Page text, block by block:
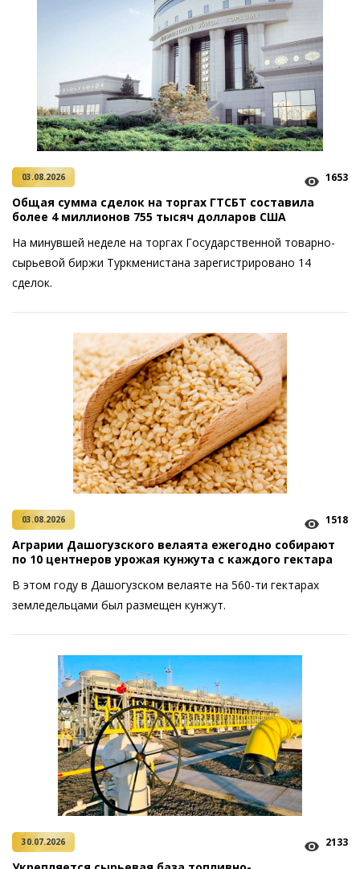
03.08.2026 1653
Общая сумма сделок на торгах ГТСБТ составила
более 4 миллионов 755 тысяч долларов США
На минувшей неделе на торгах Государственной товарно-
сырьевой биржи Туркменистана зарегистрировано 14
сделок.
03.08.2026 1518
Аграрии Дашогузского велаята ежегодно собирают
по 10 центнеров урожая кунжута с каждого гектара
В этом году в Дашогузском велаяте нa 560-ти гектарах
земледельцами был размещен кунжут.
30.07.2026 2133